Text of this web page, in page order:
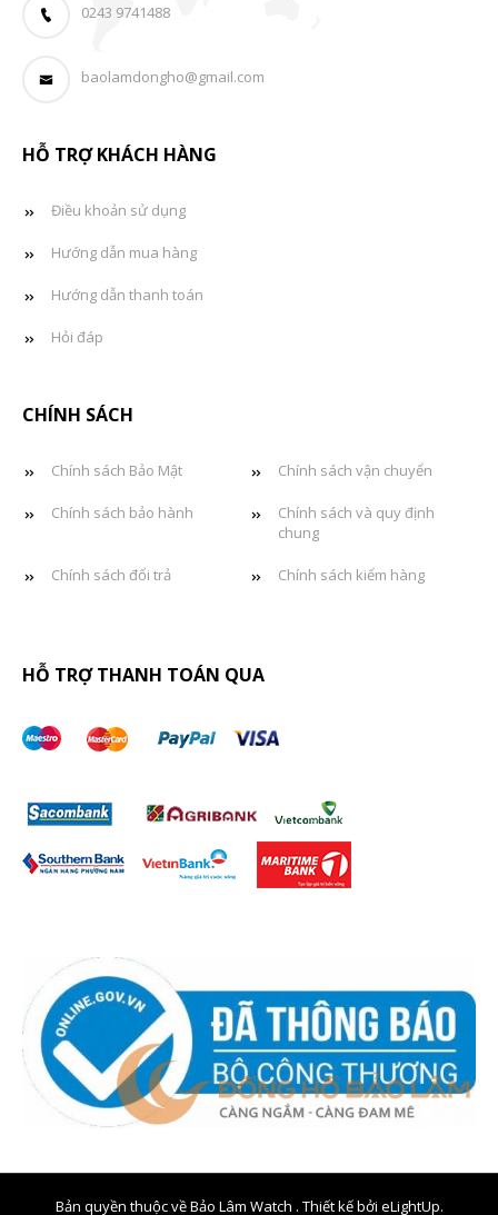
0243 9741488
baolamdongho@gmail.com
HỖ TRỢ KHÁCH HÀNG
Điều khoản sử dụng
Hướng dẫn mua hàng
Hướng dẫn thanh toán
Hỏi đáp
CHÍNH SÁCH
Chính sách Bảo Mật Chính sách vận chuyển
Chính sách bảo hành
Chính sách và quy định
chung
Chính sách đổi trả Chính sách kiểm hàng
HỖ TRỢ THANH TOÁN QUA
Bản quyền thuộc về Bảo Lâm Watch . Thiết kế bởi eLightUp.